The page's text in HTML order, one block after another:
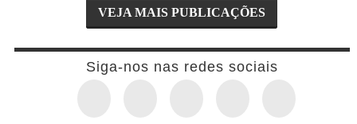
VEJA MAIS PUBLICAÇÕES
Siga-nos nas redes sociais